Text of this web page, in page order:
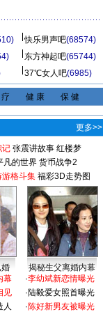
快乐男声吧(68574)
东方神起吧(65744)
37℃女人吧(6985)
疗 健 康 保 健
更多>>
记 张震讲故事 红楼梦
凡的世界 货币战争2
游格斗集 福彩3D走势图
揭秘生父离婚内幕
幕
见
人
·李幼斌新恋情曝光
·陆毅爱女照首曝光
·陈好新男友被曝光